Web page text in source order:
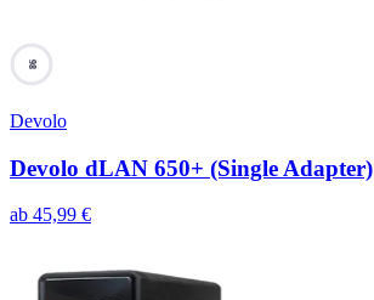
98
Devolo
Devolo dLAN 650+ (Single Adapter)
ab 45,99 €